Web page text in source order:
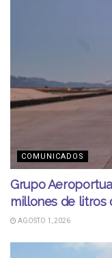
COMUNICADOS
Grupo
millones de litros
AGOSTO 1, 2026